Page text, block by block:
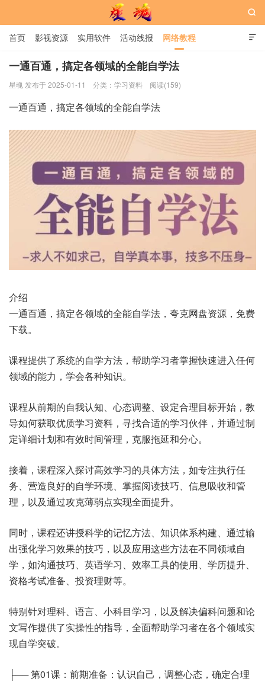

首页 影视资源 实用软件 活动线报 网络教程
用户中心 书籍 娱乐

一通百通，搞定各领域的全能自学法
星魂 发布于 2025-01-11 分类： 学习资料 阅读(159)
一通百通，搞定各领域的全能自学法
介绍
一通百通，搞定各领域的全能自学法，夸克网盘资源，免费
下载。
课程提供了系统的自学方法，帮助学习者掌握快速进入任何
领域的能力，学会各种知识。
课程从前期的自我认知、心态调整、设定合理目标开始，教
导如何获取优质学习资料，寻找合适的学习伙伴，并通过制
定详细计划和有效时间管理，克服拖延和分心。
接着，课程深入探讨高效学习的具体方法，如专注执行任
务、营造良好的自学环境、掌握阅读技巧、信息吸收和管
理，以及通过攻克薄弱点实现全面提升。
同时，课程还讲授科学的记忆方法、知识体系构建、通过输
出强化学习效果的技巧，以及应用这些方法在不同领域自
学，如沟通技巧、英语学习、效率工具的使用、学历提升、
资格考试准备、投资理财等。
特别针对理科、语言、小科目学习，以及解决偏科问题和论
文写作提供了实操性的指导，全面帮助学习者在各个领域实
现自学突破。
├── 第01课：前期准备：认识自己，调整心态，确定合理